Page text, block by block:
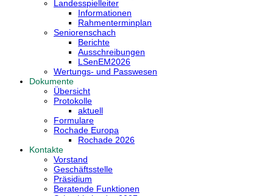
Landesspielleiter
Informationen
Rahmenterminplan
Seniorenschach
Berichte
Ausschreibungen
LSenEM2026
Wertungs- und Passwesen
Dokumente
Übersicht
Protokolle
aktuell
Formulare
Rochade Europa
Rochade 2026
Kontakte
Vorstand
Geschäftsstelle
Präsidium
Beratende Funktionen